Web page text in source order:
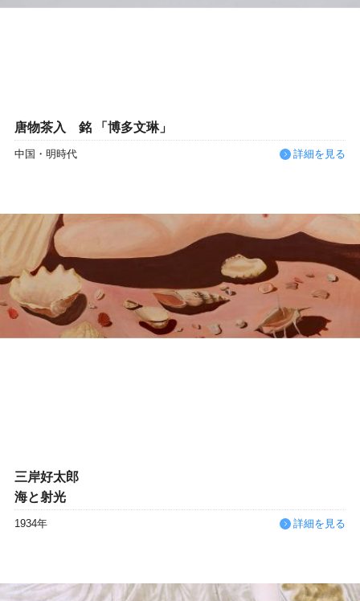
唐物茶入 銘 「博多文琳」
中国・明時代 詳細を見る
三岸好太郎
海と射光
1934年 詳細を見る